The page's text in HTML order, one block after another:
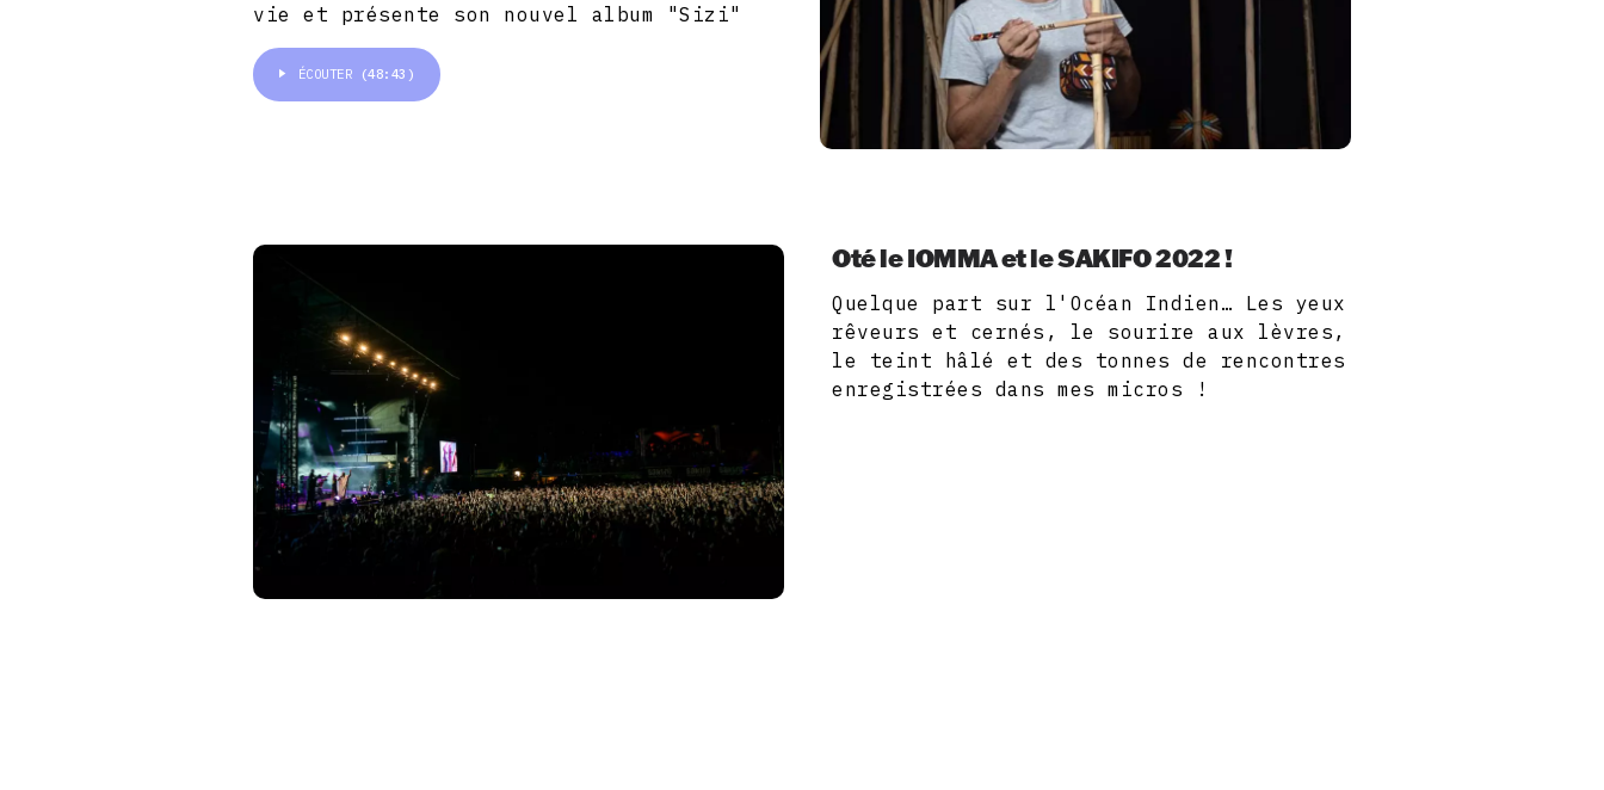
vie et présente son nouvel album "Sizi"
ÉCOUTER (48:43)
Oté le IOMMA et le SAKIFO 2022 !
Quelque part sur l'Océan Indien… Les yeux
rêveurs et cernés, le sourire aux lèvres,
le teint hâlé et des tonnes de rencontres
enregistrées dans mes micros !